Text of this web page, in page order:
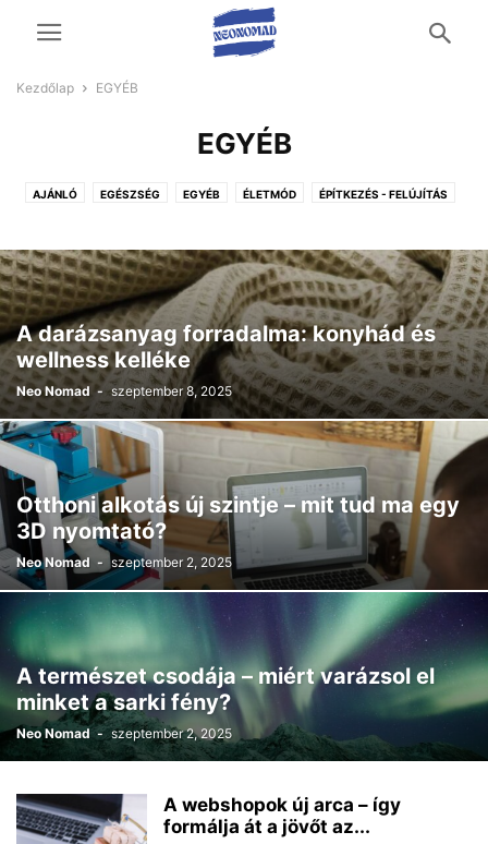
Kezdőlap EGYÉB
EGYÉB
AJÁNLÓ EGÉSZSÉG EGYÉB ÉLETMÓD ÉPÍTKEZÉS - FELÚJÍTÁS
VÁSÁRLÁS
A darázsanyag forradalma: konyhád és
wellness kelléke
Neo Nomad - szeptember 8, 2025
Otthoni alkotás új szintje – mit tud ma egy
3D nyomtató?
Neo Nomad - szeptember 2, 2025
A természet csodája – miért varázsol el
minket a sarki fény?
Neo Nomad - szeptember 2, 2025
A webshopok új arca – így
formálja át a jövőt az...